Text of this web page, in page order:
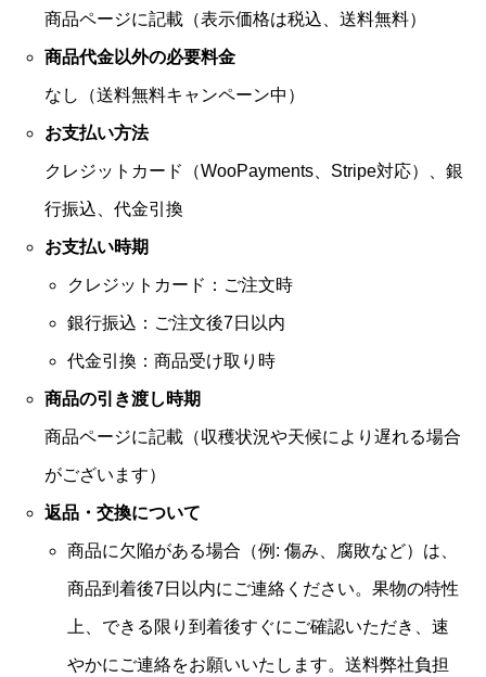
商品ページに記載（表示価格は税込、送料無料）
商品代金以外の必要料金
なし（送料無料キャンペーン中）
お支払い方法
クレジットカード（WooPayments、Stripe対応）、銀
行振込、代金引換
お支払い時期
クレジットカード：ご注文時
銀行振込：ご注文後7日以内
代金引換：商品受け取り時
商品の引き渡し時期
商品ページに記載（収穫状況や天候により遅れる場合
がございます）
返品・交換について
商品に欠陥がある場合（例: 傷み、腐敗など）は、
商品到着後7日以内にご連絡ください。果物の特性
上、できる限り到着後すぐにご確認いただき、速
やかにご連絡をお願いいたします。送料弊社負担